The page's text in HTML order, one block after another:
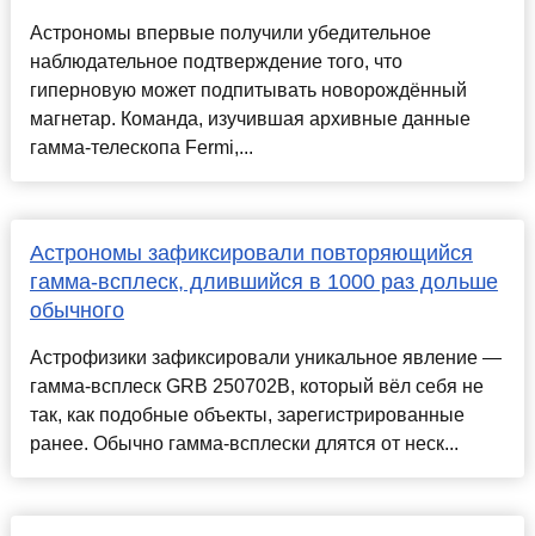
Астрономы впервые получили убедительное
наблюдательное подтверждение того, что
гиперновую может подпитывать новорождённый
магнетар. Команда, изучившая архивные данные
гамма-телескопа Fermi,...
Астрономы зафиксировали повторяющийся
гамма-всплеск, длившийся в 1000 раз дольше
обычного
Астрофизики зафиксировали уникальное явление —
гамма-всплеск GRB 250702B, который вёл себя не
так, как подобные объекты, зарегистрированные
ранее. Обычно гамма-всплески длятся от неск...